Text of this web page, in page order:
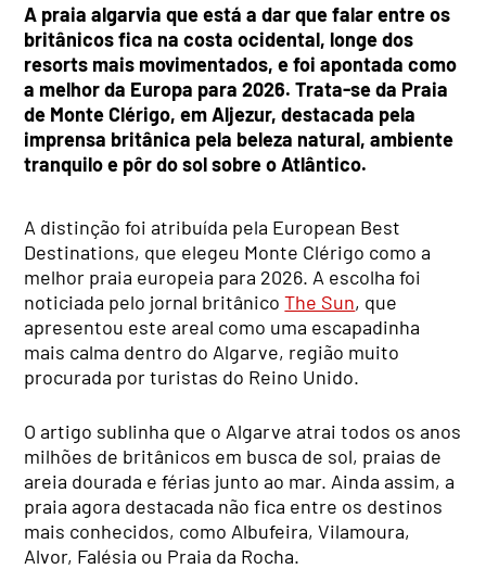
A praia algarvia que está a dar que falar entre os
britânicos fica na costa ocidental, longe dos
resorts mais movimentados, e foi apontada como
a melhor da Europa para 2026. Trata-se da Praia
de Monte Clérigo, em Aljezur, destacada pela
imprensa britânica pela beleza natural, ambiente
tranquilo e pôr do sol sobre o Atlântico.
A distinção foi atribuída pela European Best
Destinations, que elegeu Monte Clérigo como a
melhor praia europeia para 2026. A escolha foi
noticiada pelo jornal britânicoThe Sun, que
apresentou este areal como uma escapadinha
mais calma dentro do Algarve, região muito
procurada por turistas do Reino Unido.
O artigo sublinha que o Algarve atrai todos os anos
milhões de britânicos em busca de sol, praias de
areia dourada e férias junto ao mar. Ainda assim, a
praia agora destacada não fica entre os destinos
mais conhecidos, como Albufeira, Vilamoura,
Alvor, Falésia ou Praia da Rocha.